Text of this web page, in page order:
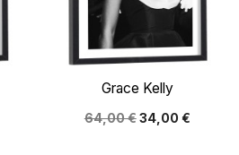
Grace Kelly
64,00 €34,00 €